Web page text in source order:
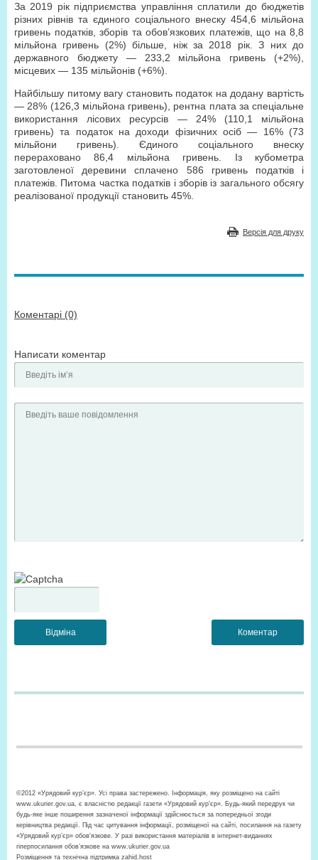
За 2019 рік підприємства управління сплатили до бюджетів
різних рівнів та єдиного соціального внеску 454,6 мільйона
гривень податків, зборів та обов’язкових платежів, що на 8,8
мільйона гривень (2%) більше, ніж за 2018 рік. З них до
державного бюджету — 233,2 мільйона гривень (+2%),
місцевих — 135 мільйонів (+6%).
Найбільшу питому вагу становить податок на додану вартість
— 28% (126,3 мільйона гривень), рентна плата за спеціальне
використання лісових ресурсів — 24% (110,1 мільйона
гривень) та податок на доходи фізичних осіб — 16% (73
мільйони гривень). Єдиного соціального внеску
перераховано 86,4 мільйона гривень. Із кубометра
заготовленої деревини сплачено 586 гривень податків і
платежів. Питома частка податків і зборів із загального обсягу
реалізованої продукції становить 45%.
Версія для друку
Коментарі (0)
Написати коментар
©2012 «Урядовий кур’єр». Усі права застережено. Інформація, яку розміщено на сайті
www.ukurier.gov.ua, є власністю редакції газети «Урядовий кур'єр». Будь-який передрук чи
будь-яке інше поширення зазначеної інформації здійснюється за попередньої згоди
керівництва редакції. Під час цитування інформації, розміщеної на сайті, посилання на газету
«Урядовий кур’єр» обов'язкове. У разі використання матеріалів в інтернет-виданнях
гіперпосилання обов’язкове на www.ukurier.gov.ua
Розміщення та технічна підтримка zahid.host